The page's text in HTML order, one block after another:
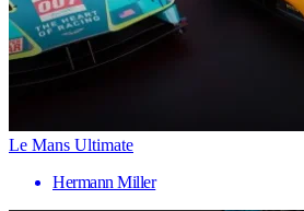
Le Mans Ultimate
Hermann Miller